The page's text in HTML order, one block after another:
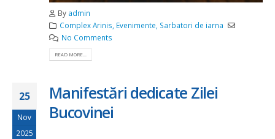
By admin
Complex Arinis, Evenimente, Sarbatori de iarna
No Comments
READ MORE...
25
Nov
2025
Manifestări dedicate Zilei
Bucovinei